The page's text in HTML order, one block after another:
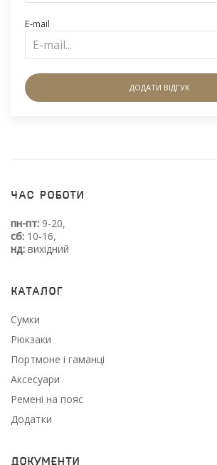
E-mail
ДОДАТИ ВІДГУК
Час роботи
пн-пт: 9-20,
сб: 10-16,
нд: вихідний
Каталог
Сумки
Рюкзаки
Портмоне і гаманці
Аксесуари
Ремені на пояс
Додатки
Документи